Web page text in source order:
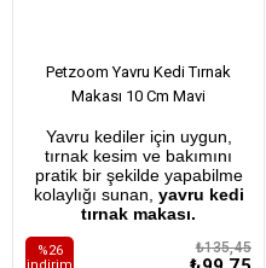
Petzoom Yavru Kedi Tırnak
Makası 10 Cm Mavi
Yavru kediler için uygun,
tırnak kesim ve bakımını
pratik bir şekilde yapabilme
kolaylığı sunan, yavru kedi
tırnak makası.
₺135,45
%26
i̇ndirim